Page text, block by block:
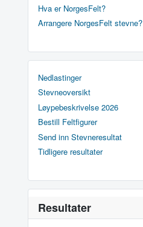
Hva er NorgesFelt?
Arrangere NorgesFelt stevne?
Nedlastinger
Stevneoversikt
Løypebeskrivelse 2026
Bestill Feltfigurer
Send inn Stevneresultat
Tidligere resultater
Resultater